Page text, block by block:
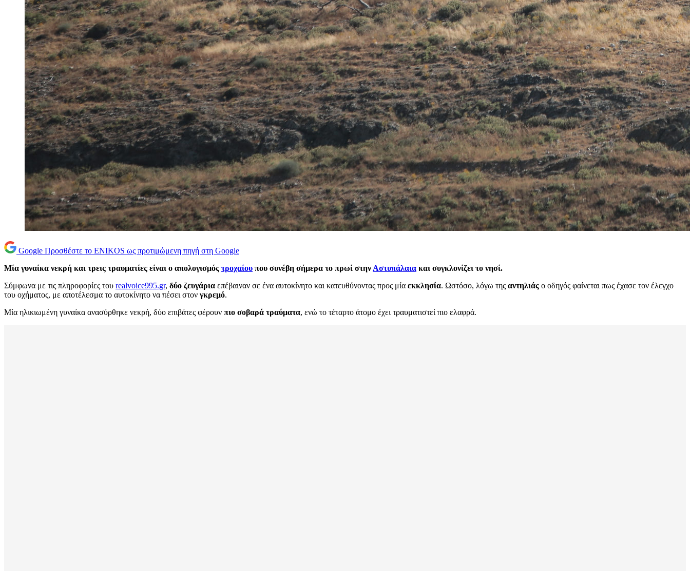
Google Προσθέστε το ENIKOS ως προτιμώμενη πηγή στη Google
Μία γυναίκα νεκρή και τρεις τραυματίες είναι ο απολογισμός τροχαίου που συνέβη σήμερα το πρωί στην Αστυπάλαια και συγκλονίζει το νησί.
Σύμφωνα με τις πληροφορίες του realvoice995.gr, δύο ζευγάρια επέβαιναν σε ένα αυτοκίνητο και κατευθύνοντας προς μία εκκλησία. Ωστόσο, λόγω της αντηλιάς ο οδηγός φαίνεται πως έχασε τον έλεγχο
του οχήματος, με αποτέλεσμα το αυτοκίνητο να πέσει στον γκρεμό.
Μία ηλικιωμένη γυναίκα ανασύρθηκε νεκρή, δύο επιβάτες φέρουν πιο σοβαρά τραύματα, ενώ το τέταρτο άτομο έχει τραυματιστεί πιο ελαφρά.